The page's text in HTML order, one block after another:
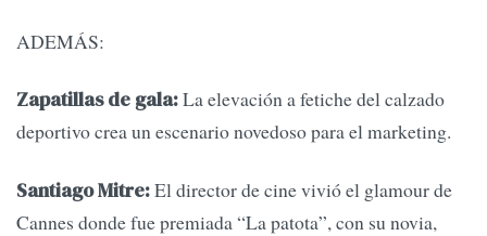
ADEMÁS:
Zapatillas de gala:La elevación a fetiche del calzado
deportivo crea un escenario novedoso para el marketing.
Santiago Mitre:El director de cine vivió el glamour de
Cannes donde fue premiada “La patota”, con su novia,